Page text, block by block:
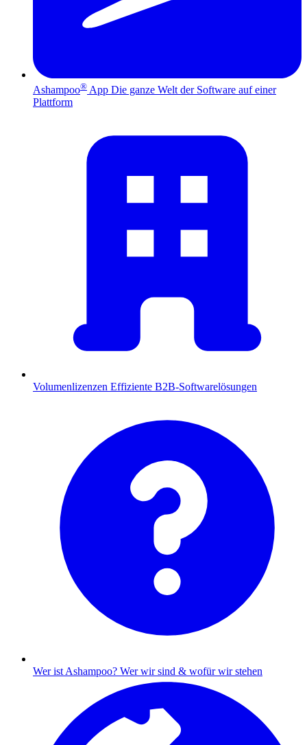
Ashampoo® App Die ganze Welt der Software auf einer
Plattform
Volumenlizenzen Effiziente B2B-Softwarelösungen
Wer ist Ashampoo? Wer wir sind & wofür wir stehen